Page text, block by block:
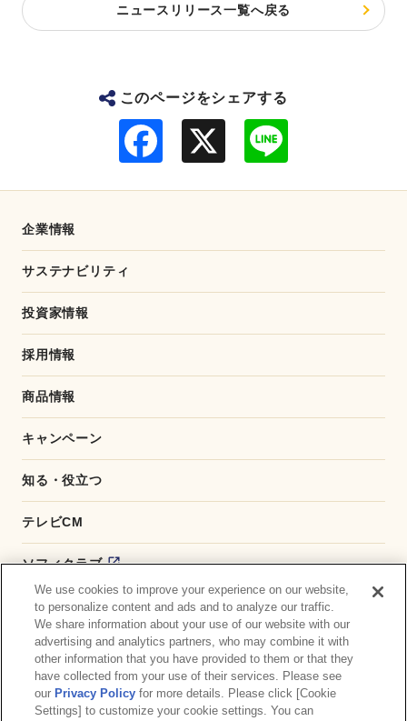
ニュースリリース一覧へ戻る
このページをシェアする
企業情報
サステナビリティ
投資家情報
採用情報
商品情報
キャンペーン
知る・役立つ
テレビCM
ソフィクラブ
かんたん応募サービス
ダイレクトショップ
商品取扱い店舗検索
We use cookies to improve your experience on our website,
to personalize content and ads and to analyze our traffic.
We share information about your use of our website with our
advertising and analytics partners, who may combine it with
other information that you have provided to them or that they
have collected from your use of their services. Please see
our Privacy Policy for more details. Please click [Cookie
Settings] to customize your cookie settings. You can